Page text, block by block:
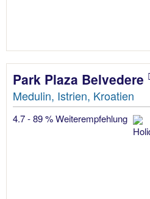
Park Plaza Belvedere
Medulin, Istrien, Kroatien
4.7 - 89 % Weiterempfehlung